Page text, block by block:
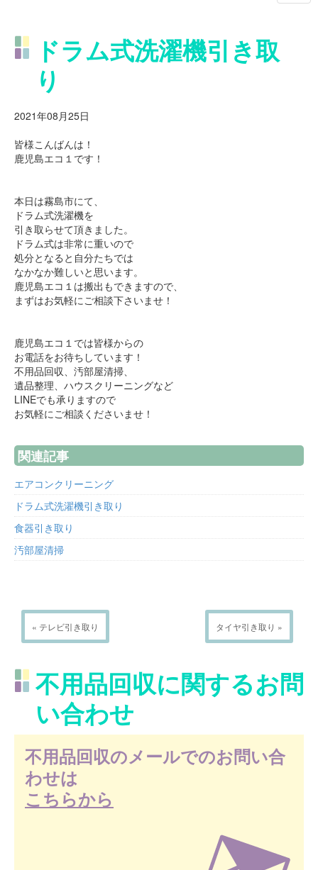
ドラム式洗濯機引き取
り
2021年08月25日
皆様こんばんは！
鹿児島エコ１です！
本日は霧島市にて、
ドラム式洗濯機を
引き取らせて頂きました。
ドラム式は非常に重いので
処分となると自分たちでは
なかなか難しいと思います。
鹿児島エコ１は搬出もできますので、
まずはお気軽にご相談下さいませ！
鹿児島エコ１では皆様からの
お電話をお待ちしています！
不用品回収、汚部屋清掃、
遺品整理、ハウスクリーニングなど
LINEでも承りますので
お気軽にご相談くださいませ！
関連記事
エアコンクリーニング
ドラム式洗濯機引き取り
食器引き取り
汚部屋清掃
« テレビ引き取り タイヤ引き取り »
不用品回収に関するお問
い合わせ
不用品回収のメールでのお問い合
わせは
こちらから